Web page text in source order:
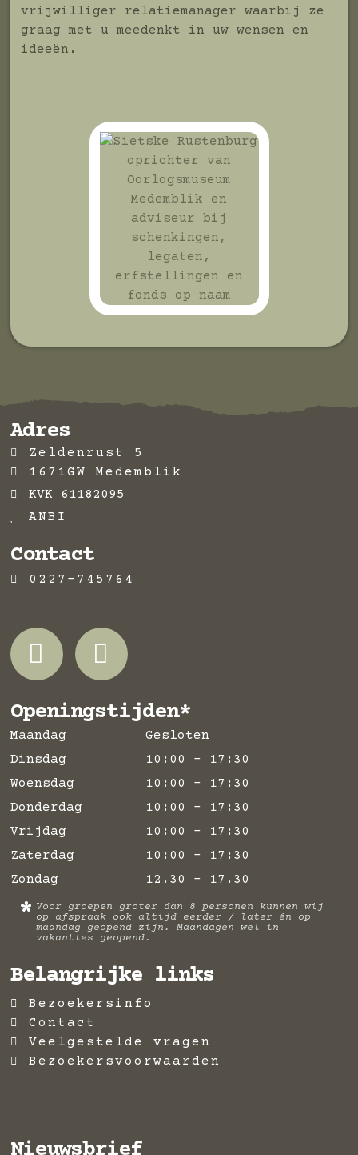
vrijwilliger relatiemanager waarbij ze
graag met u meedenkt in uw wensen en
ideeën.
Adres
Zeldenrust 5
1671GW Medemblik
KVK 61182095
ANBI
Contact
0227-745764
Openingstijden*
Maandag
Gesloten
Dinsdag
10:00 - 17:30
Woensdag
10:00 - 17:30
Donderdag
10:00 - 17:30
Vrijdag
10:00 - 17:30
Zaterdag
10:00 - 17:30
Zondag
12.30 - 17.30
* Voor groepen groter dan 8 personen kunnen wij
op afspraak ook altijd eerder / later én op
maandag geopend zijn. Maandagen wel in
vakanties geopend.
Belangrijke links
Bezoekersinfo
Contact
Veelgestelde vragen
Bezoekersvoorwaarden